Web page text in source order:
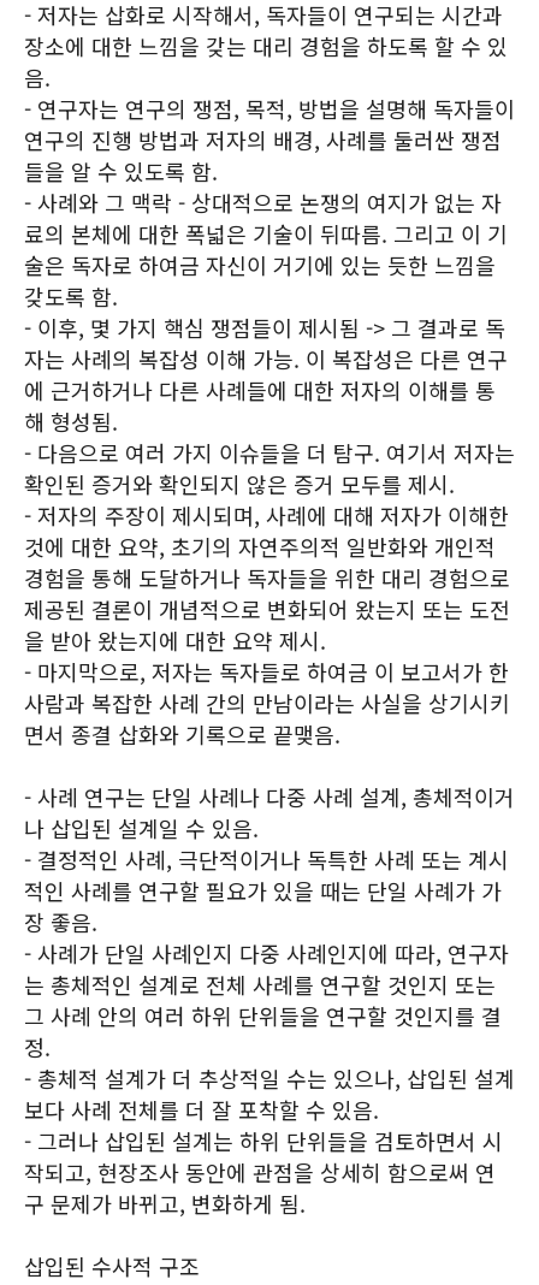
- 저자는 삽화로 시작해서, 독자들이 연구되는 시간과
장소에 대한 느낌을 갖는 대리 경험을 하도록 할 수 있
음.
- 연구자는 연구의 쟁점, 목적, 방법을 설명해 독자들이
연구의 진행 방법과 저자의 배경, 사례를 둘러싼 쟁점
들을 알 수 있도록 함.
- 사례와 그 맥락 - 상대적으로 논쟁의 여지가 없는 자
료의 본체에 대한 폭넓은 기술이 뒤따름. 그리고 이 기
술은 독자로 하여금 자신이 거기에 있는 듯한 느낌을
갖도록 함.
- 이후, 몇 가지 핵심 쟁점들이 제시됨 -> 그 결과로 독
자는 사례의 복잡성 이해 가능. 이 복잡성은 다른 연구
에 근거하거나 다른 사례들에 대한 저자의 이해를 통
해 형성됨.
- 다음으로 여러 가지 이슈들을 더 탐구. 여기서 저자는
확인된 증거와 확인되지 않은 증거 모두를 제시.
- 저자의 주장이 제시되며, 사례에 대해 저자가 이해한
것에 대한 요약, 초기의 자연주의적 일반화와 개인적
경험을 통해 도달하거나 독자들을 위한 대리 경험으로
제공된 결론이 개념적으로 변화되어 왔는지 또는 도전
을 받아 왔는지에 대한 요약 제시.
- 마지막으로, 저자는 독자들로 하여금 이 보고서가 한
사람과 복잡한 사례 간의 만남이라는 사실을 상기시키
면서 종결 삽화와 기록으로 끝맺음.
- 사례 연구는 단일 사례나 다중 사례 설계, 총체적이거
나 삽입된 설계일 수 있음.
- 결정적인 사례, 극단적이거나 독특한 사례 또는 계시
적인 사례를 연구할 필요가 있을 때는 단일 사례가 가
장 좋음.
- 사례가 단일 사례인지 다중 사례인지에 따라, 연구자
는 총체적인 설계로 전체 사례를 연구할 것인지 또는
그 사례 안의 여러 하위 단위들을 연구할 것인지를 결
정.
- 총체적 설계가 더 추상적일 수는 있으나, 삽입된 설계
보다 사례 전체를 더 잘 포착할 수 있음.
- 그러나 삽입된 설계는 하위 단위들을 검토하면서 시
작되고, 현장조사 동안에 관점을 상세히 함으로써 연
구 문제가 바뀌고, 변화하게 됨.
삽입된 수사적 구조